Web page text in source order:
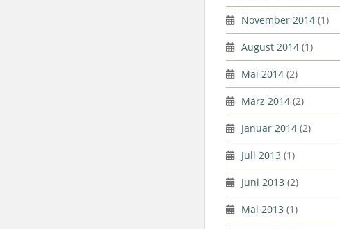
November 2014 (1)
August 2014 (1)
Mai 2014 (2)
März 2014 (2)
Januar 2014 (2)
Juli 2013 (1)
Juni 2013 (2)
Mai 2013 (1)